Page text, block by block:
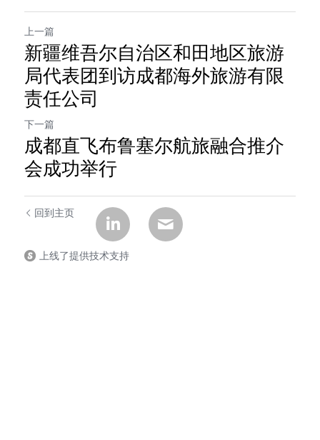
上一篇
新疆维吾尔自治区和田地区旅游
局代表团到访成都海外旅游有限
责任公司
下一篇
成都直飞布鲁塞尔航旅融合推介
会成功举行
回到主页
上线了提供技术支持